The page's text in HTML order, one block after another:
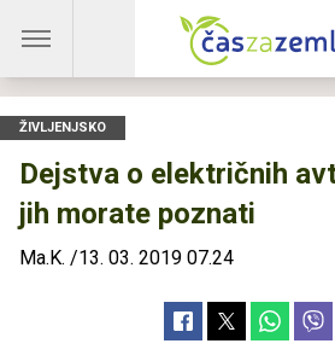
ŽIVLJENJSKO
Dejstva o električnih
jih morate poznati
Ma.K. /13. 03. 2019 07.24